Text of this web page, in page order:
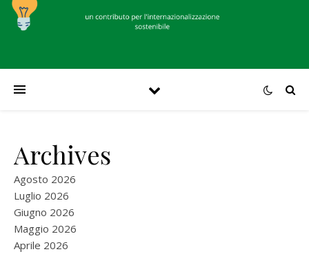
Archives
Agosto 2026
Luglio 2026
Giugno 2026
Maggio 2026
Aprile 2026